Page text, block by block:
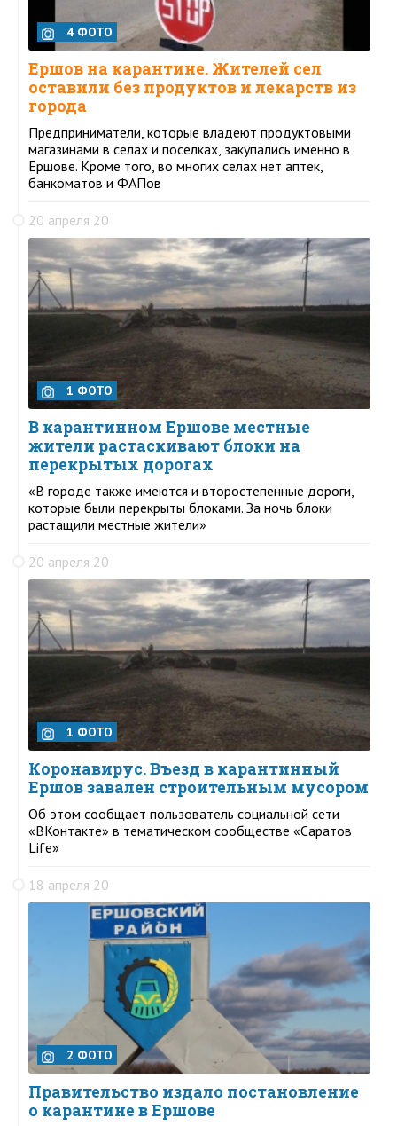
4 ФОТО
Ершов на карантине. Жителей сел
оставили без продуктов и лекарств из
города
Предприниматели, которые владеют продуктовыми
магазинами в селах и поселках, закупались именно в
Ершове. Кроме того, во многих селах нет аптек,
банкоматов и ФАПов
20 апреля 20
1 ФОТО
В карантинном Ершове местные
жители растаскивают блоки на
перекрытых дорогах
«В городе также имеются и второстепенные дороги,
которые были перекрыты блоками. За ночь блоки
растащили местные жители»
20 апреля 20
1 ФОТО
Коронавирус. Въезд в карантинный
Ершов завален строительным мусором
Об этом сообщает пользователь социальной сети
«ВКонтакте» в тематическом сообществе «Саратов
Life»
18 апреля 20
2 ФОТО
Правительство издало постановление
о карантине в Ершове